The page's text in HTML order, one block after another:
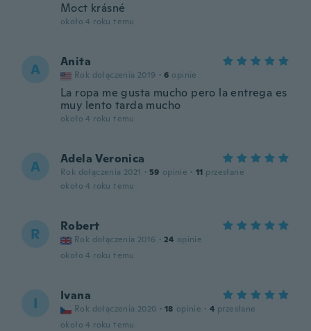
Moct krásné
około 4 roku temu
A Anita
Rok dołączenia 2019 · 6 opinie
La ropa me gusta mucho pero la entrega es
muy lento tarda mucho
około 4 roku temu
A Adela Veronica
Rok dołączenia 2021 · 59 opinie · 11 przesłane
około 4 roku temu
R Robert
Rok dołączenia 2016 · 24 opinie
około 4 roku temu
I Ivana
Rok dołączenia 2020 · 18 opinie · 4 przesłane
około 4 roku temu